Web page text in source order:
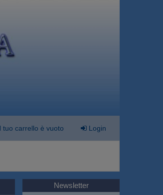
tuo carrello è vuoto Login
Newsletter